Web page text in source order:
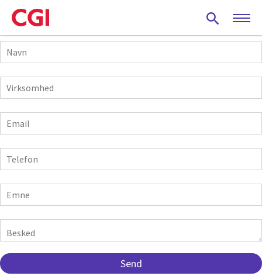
Skip
to
main
content
Navn
Virksomhed
E-
mail
Telefon
Emne